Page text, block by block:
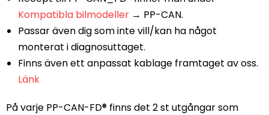
Kompatibla bilmodeller → PP-CAN.
Passar även dig som inte vill/kan ha något
monterat i diagnosuttaget.
Finns även ett anpassat kablage framtaget av oss.
Länk
På varje PP-CAN-FD® finns det 2 st utgångar som